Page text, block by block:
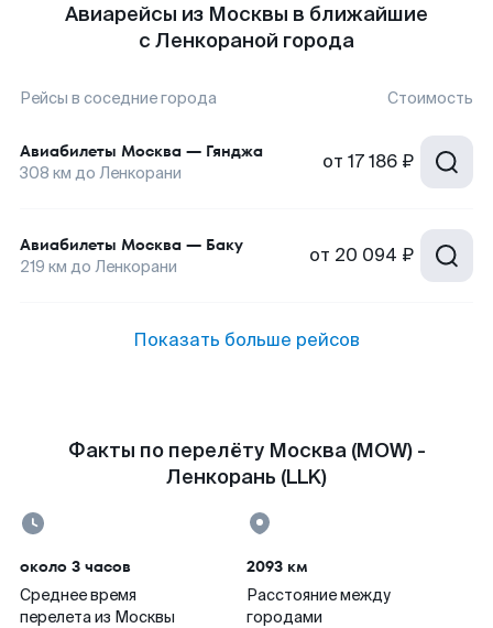
Авиарейсы из Москвы в ближайшие
с Ленкораной города
Рейсы в соседние города Стоимость
Авиабилеты Москва — Гянджа
308 км до Ленкорани от 17 186 ₽
Авиабилеты Москва — Баку
219 км до Ленкорани от 20 094 ₽
Показать больше рейсов
Факты по перелёту Москва (MOW) -
Ленкорань (LLK)
около 3 часов
Среднее время
перелета из Москвы
2093 км
Расстояние между
городами